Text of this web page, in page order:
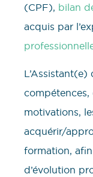
(CPF), bilan
acquis par
compétences,
motivations,
acquérir/
formation,
d’évolution